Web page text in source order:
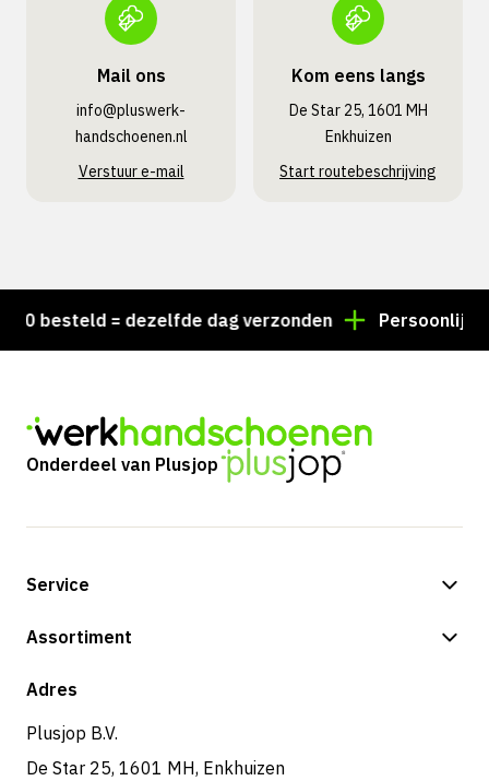
Mail ons
info@pluswerk­
handschoenen.nl
Verstuur e-mail
Kom eens langs
De Star 25, 1601 MH
Enkhuizen
Start routebeschrijving
besteld = dezelfde dag verzonden Persoonlijk
Onderdeel van Plusjop
Service
Betalingsmogelijkheden
Retouren & service
Assortiment
Shop
Adres
Plusjop B.V.
De Star 25, 1601 MH, Enkhuizen